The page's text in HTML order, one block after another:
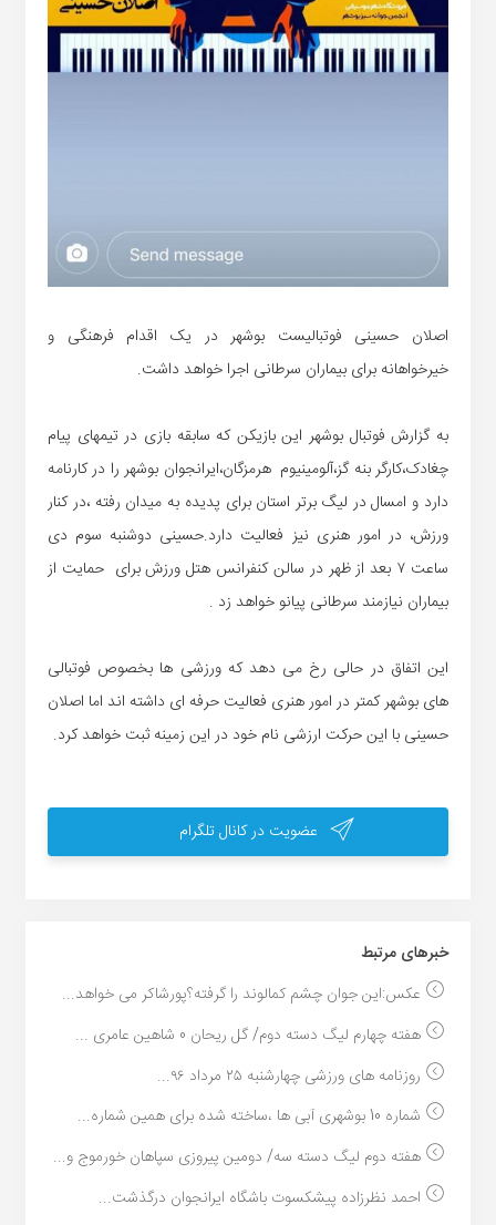
اصلان حسینی فوتبالیست بوشهر در یک اقدام فرهنگی و
خیرخواهانه برای بیماران سرطانی اجرا خواهد داشت.
به گزارش فوتبال بوشهر این بازیکن که سابقه بازی در تیمهای پیام
چغادک،کارگر بنه گز،آلومینیوم هرمزگان،ایرانجوان بوشهر را در کارنامه
دارد و امسال در لیگ برتر استان برای پدیده به میدان رفته ،در کنار
ورزش، در امور هنری نیز فعالیت دارد.حسینی دوشنبه سوم دی
ساعت ۷ بعد از ظهر در سالن کنفرانس هتل ورزش برای حمایت از
بیماران نیازمند سرطانی پیانو خواهد زد .
این اتفاق در حالی رخ می دهد که ورزشی ها بخصوص فوتبالی
های بوشهر کمتر در امور هنری فعالیت حرفه ای داشته اند اما اصلان
حسینی با این حرکت ارزشی نام خود در این زمینه ثبت خواهد کرد.
عضویت در کانال تلگرام
خبر‌های مرتبط
عکس:این جوان چشم کمالوند را گرفته؟پورشاکر می خواهد...
هفته چهارم لیگ دسته دوم/ گل ریحان 0 شاهین عامری ...
روزنامه های ورزشی چهارشنبه ۲۵ مرداد ۹۶...
شماره 10 بوشهری آبی ها ،ساخته شده برای همین شماره...
هفته دوم لیگ دسته سه/ دومین پیروزی سپاهان خورموج و...
احمد نظرزاده پیشکسوت باشگاه ایرانجوان درگذشت...